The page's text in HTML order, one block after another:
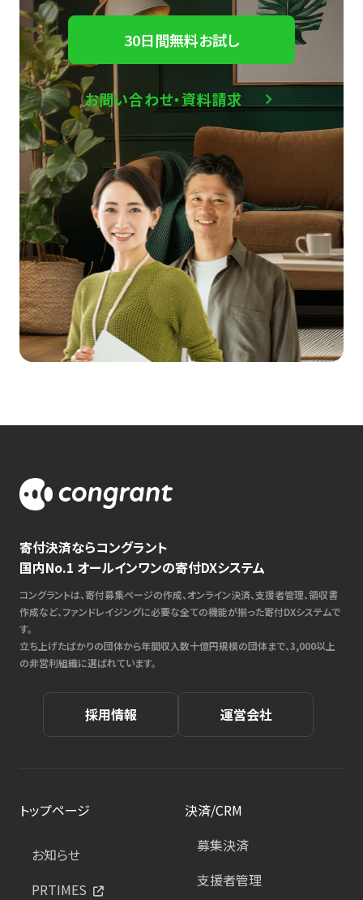
30日間無料お試し
お問い合わせ・資料請求
寄付決済ならコングラント
国内No.1 オールインワンの寄付DXシステム
コングラントは、寄付募集ページの作成、オンライン決済、支援者管理、領収書
作成など、ファンドレイジングに必要な全ての機能が揃った寄付DXシステムで
す。
立ち上げたばかりの団体から年間収入数十億円規模の団体まで、3,000以上
の非営利組織に選ばれています。
採用情報 運営会社
トップページ
お知らせ
PRTIMES
決済/CRM
募集決済
支援者管理